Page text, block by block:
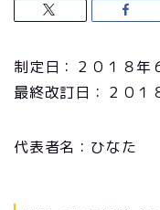
制定日：２０１８年
最終改訂日：２０１
代表者名：ひなた